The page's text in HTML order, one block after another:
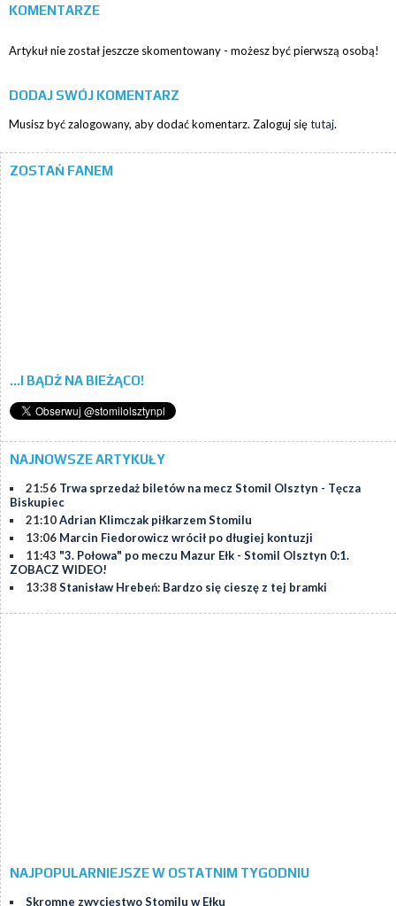
KOMENTARZE
Artykuł nie został jeszcze skomentowany - możesz być pierwszą osobą!
DODAJ SWÓJ KOMENTARZ
Musisz być zalogowany, aby dodać komentarz. Zaloguj siętutaj.
ZOSTAŃ FANEM
...I BĄDŹ NA BIEŻĄCO!
NAJNOWSZE ARTYKUŁY
21:56 Trwa sprzedaż biletów na mecz Stomil Olsztyn - Tęcza
Biskupiec
21:10Adrian Klimczak piłkarzem Stomilu
13:06 Marcin Fiedorowicz wrócił po długiej kontuzji
11:43 "3. Połowa" po meczu Mazur Ełk - Stomil Olsztyn 0:1.
ZOBACZ WIDEO!
13:38Stanisław Hrebeń: Bardzo się cieszę z tej bramki
NAJPOPULARNIEJSZE W OSTATNIM TYGODNIU
Skromne zwycięstwo Stomilu w Ełku